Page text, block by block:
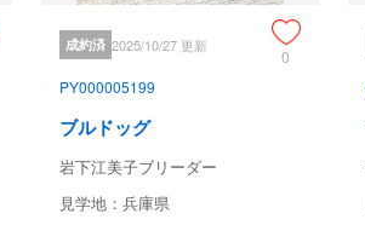
成約済 2025/10/27 更新
0
PY000005199
ブルドッグ
岩下江美子ブリーダー
見学地：兵庫県